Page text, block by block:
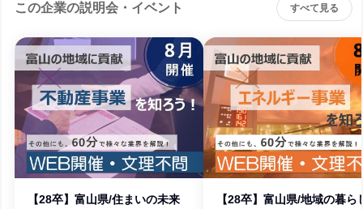
この企業の説明会・イベント すべて見る
【28卒】富山県/住まいの未来
【28卒】富山県/地域の暮ら